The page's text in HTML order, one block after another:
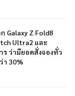
Galaxy Z Fold8
Ultra2 และ
ร ว่ามียอดสั่งจองทั่ว
า 30%